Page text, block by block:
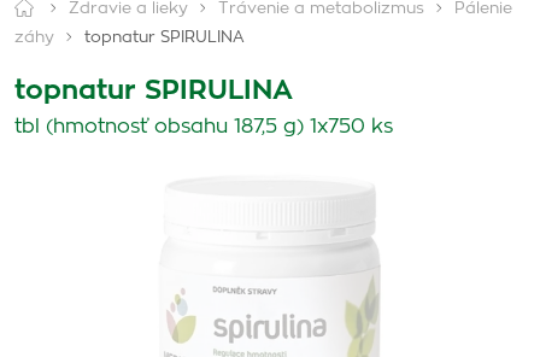
Zdravie a lieky Trávenie a metabolizmus
Pálenie
záhy
topnatur SPIRULINA
topnatur SPIRULINA
tbl (hmotnosť obsahu 187,5 g) 1x750 ks